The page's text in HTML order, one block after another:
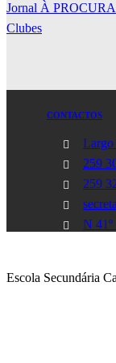
Jornal À PROCURA
Clubes
CONTACTOS
Largo
259
259
N
Escola Secundária